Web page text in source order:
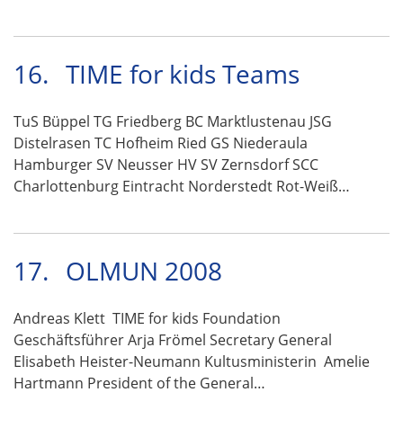
16. TIME for kids Teams
TuS Büppel TG Friedberg BC Marktlustenau JSG
Distelrasen TC Hofheim Ried GS Niederaula
Hamburger SV Neusser HV SV Zernsdorf SCC
Charlottenburg Eintracht Norderstedt Rot-Weiß…
17. OLMUN 2008
Andreas Klett TIME for kids Foundation
Geschäftsführer Arja Frömel Secretary General
Elisabeth Heister-Neumann Kultusministerin Amelie
Hartmann President of the General…